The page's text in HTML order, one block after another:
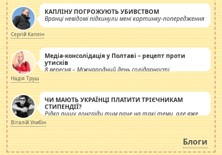
КАПЛІНУ ПОГРОЖУЮТЬ УБИВСТВОМ
Вранці невідомі підкинули мені картинку-попередження
Сергій Каплін
Медіа-консолідація у Полтаві – рецепт проти
утисків
8 вересня – Міжнародний день солідарності
журналістів.
Надія Труш
ЧИ МАЮТЬ УКРАЇНЦІ ПЛАТИТИ ТРІЄЧНИКАМ
СТИПЕНДІЇ?
Рідко пишу лонгріди тим паче на такі теми, але вже
просто дістало! Обурюють сьогоднішні інсенуації
навколо стипендіального питання. Штучно
роздувається ще одна соціальна катастрофа.
Віталій Улибін
Блоги